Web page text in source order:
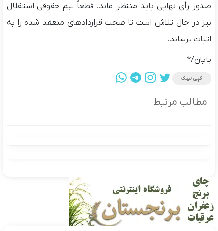
صدور رأی نهایی باید منتظر ماند. قطعاً تیم حقوقی استقلال
نیز در حال تلاش است تا صحت قراردادهای منعقد شده را به
اثبات برساند.
پایان/*
کپی لینک
مطالب مرتبط